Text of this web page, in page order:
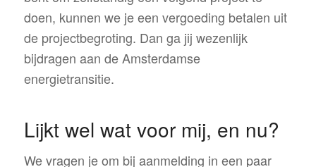
doen, kunnen we je een vergoeding betalen uit
de projectbegroting. Dan ga jij wezenlijk
bijdragen aan de Amsterdamse
energietransitie.
Lijkt wel wat voor mij, en nu?
We vragen je om bij aanmelding in een paar